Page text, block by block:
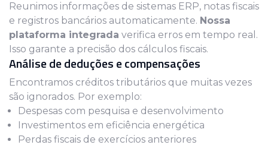
Reunimos informações de sistemas ERP, notas fiscais
e registros bancários automaticamente. Nossa
plataforma integrada verifica erros em tempo real.
Isso garante a precisão dos cálculos fiscais.
Análise de deduções e compensações
Encontramos créditos tributários que muitas vezes
são ignorados. Por exemplo:
Despesas com pesquisa e desenvolvimento
Investimentos em eficiência energética
Perdas fiscais de exercícios anteriores